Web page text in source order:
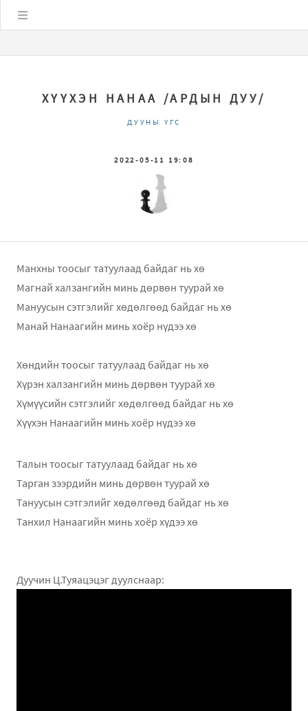
ХҮҮХЭН НАНАА /АРДЫН ДУУ/
ДУУНЫ ҮГС
2022-05-11 19:08
Манхны тоосыг татуулаад байдаг нь хө
Магнай халзангийн минь дөрвөн туурай хө
Мануусын сэтгэлийг хөдөлгөөд байдаг нь хө
Манай Нанаагийн минь хоёр нүдээ хө
Хөндийн тоосыг татуулаад байдаг нь хө
Хүрэн халзангийн минь дөрвөн туурай хө
Хүмүүсийн сэтгэлийг хөдөлгөөд байдаг нь хө
Хүүхэн Нанаагийн минь хоёр нүдээ хө
Талын тоосыг татуулаад байдаг нь хө
Тарган зээрдийн минь дөрвөн туурай хө
Тануусын сэтгэлийг хөдөлгөөд байдаг нь хө
Танхил Нанаагийн минь хоёр хүдээ хө
Дуучин Ц.Туяацэцэг дуулснаар: